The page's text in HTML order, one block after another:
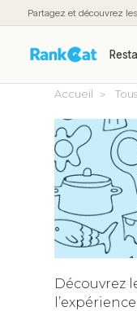
Partagez et découvrez
Accueil
Découvrez